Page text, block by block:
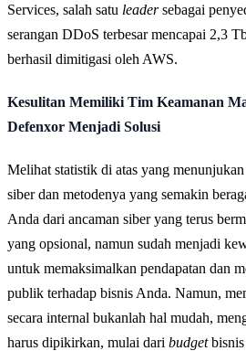
Services, salah satu leadersebagai
serangan DDoS terbesar mencapai 2,3
berhasil dimitigasi oleh AWS.
Kesulitan Memiliki Tim Keamanan
Defenxor Menjadi Solusi
Melihat statistik di atas yang
siber dan metodenya yang semakin
Anda dari ancaman siber yang terus
yang opsional, namun sudah menjadi
untuk memaksimalkan pendapatan dan
publik terhadap bisnis Anda. Namun,
secara internal bukanlah hal mudah,
harus dipikirkan, mulai dari budget